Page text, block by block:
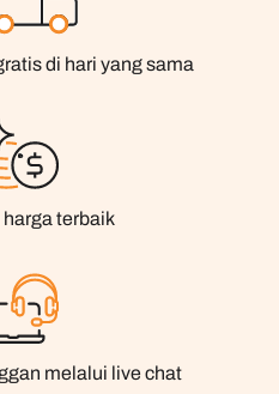
di hari yang sama
terbaik
melalui live chat